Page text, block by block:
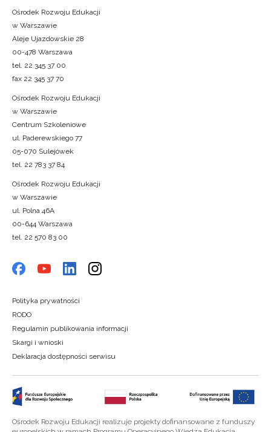
Ośrodek Rozwoju Edukacji
w Warszawie
Aleje Ujazdowskie 28
00-478 Warszawa
tel. 22 345 37 00
fax 22 345 37 70
Ośrodek Rozwoju Edukacji
w Warszawie
Centrum Szkoleniowe
ul. Paderewskiego 77
05-070 Sulejówek
tel. 22 783 37 84
Ośrodek Rozwoju Edukacji
w Warszawie
ul. Polna 46A
00-644 Warszawa
tel. 22 570 83 00
Polityka prywatności
RODO
Regulamin publikowania informacji
Skargi i wnioski
Deklaracja dostępności serwisu
Ośrodek Rozwoju Edukacji realizuje projekty dofinansowane z funduszy